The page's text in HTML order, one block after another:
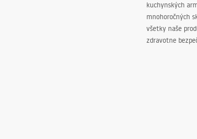
kuchynských
mnohoročných
všetky naše
zdravotne